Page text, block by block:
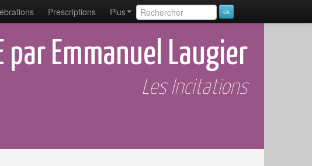
Prescriptions Plus
par Emmanuel Laugier
Les Incitations